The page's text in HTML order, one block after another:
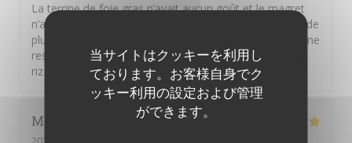
当サイトはクッキーを利用し
ております。お客様自身でク
ッキー利用の設定および管理
ができます。
La terrine de foie gras n’avait aucun goût et le magret
n’a pas été servi rosé comme attendu mais à point et de
plus n’avait pas bon goût ( à vrai dire le morceau servi ne
ressemblait pas à du magret) Par contre le feuilleté de
riz de veau était parfait en terme de dosage du poivre.
Martine